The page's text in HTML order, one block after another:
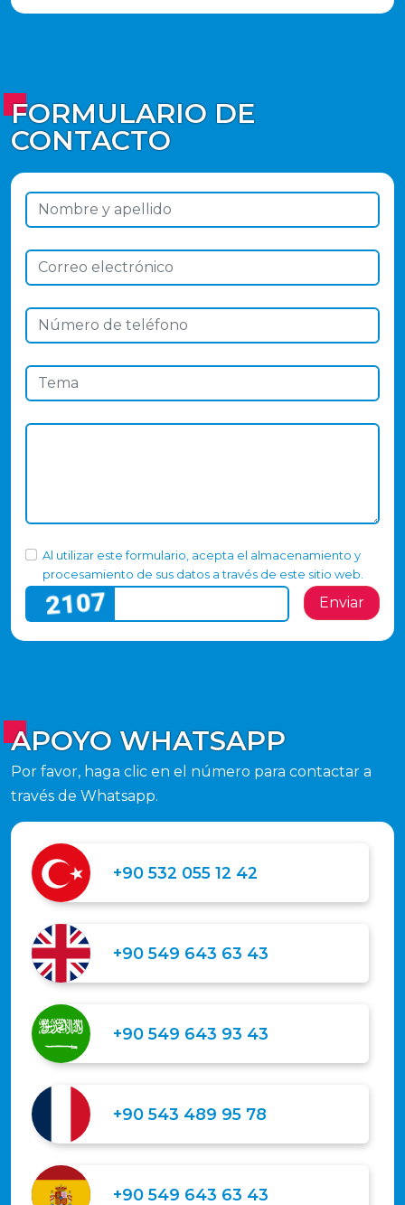
FORMULARIO DE
CONTACTO
Al utilizar este formulario, acepta el almacenamiento y
procesamiento de sus datos a través de este sitio web.
Enviar
APOYO WHATSAPP
Por favor, haga clic en el número para contactar a
través de Whatsapp.
+90 532 055 12 42
+90 549 643 63 43
+90 549 643 93 43
+90 543 489 95 78
+90 549 643 63 43